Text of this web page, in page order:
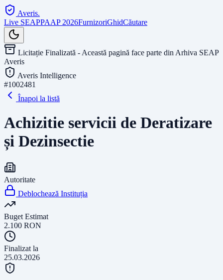
Averis.
Live SEAPPAAP 2026FurnizoriGhidCăutare
Licitație Finalizată - Această pagină face parte din Arhiva SEAP
Averis
Averis Intelligence
#1002481
Înapoi la listă
Achizitie servicii de Deratizare
și Dezinsectie
Autoritate
Deblochează Instituția
Buget Estimat
2.100 RON
Finalizat la
25.03.2026